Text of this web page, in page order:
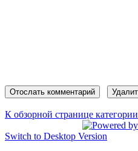
К обзорной странице категории
Switch to Desktop Version